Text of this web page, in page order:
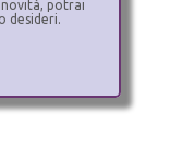
potrai
desideri.